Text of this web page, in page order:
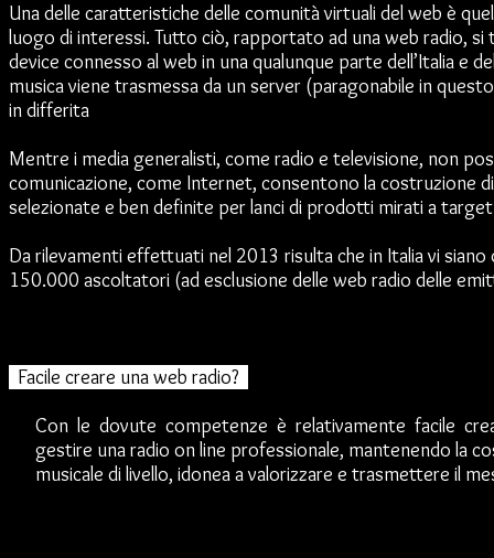
Una delle caratteristiche delle comunità virtuali del web è
luogo di interessi. Tutto ciò, rapportato ad una web radio, si
device connesso al web in una qualunque parte dell’Italia e
musica viene trasmessa da un server (paragonabile in
in differita
Mentre i media generalisti, come radio e televisione, non
comunicazione, come Internet, consentono la costruzione
selezionate e ben definite per lanci di prodotti mirati a
Da rilevamenti effettuati nel 2013 risulta che in Italia vi
150.000 ascoltatori (ad esclusione delle web radio delle
Facile creare una web radio?
Con le dovute competenze è relativamente facile
gestire una radio on line professionale, mantenendo la
musicale di livello, idonea a valorizzare e trasmettere il